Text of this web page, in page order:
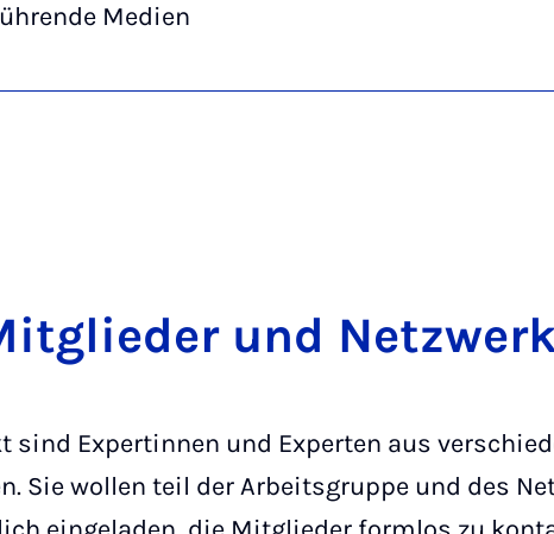
Medien
und
sind Expertinnen und Experten aus
Sie wollen teil der Arbeitsgruppe und des